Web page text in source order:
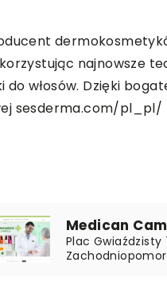
najnowsze
włosów. Dzięki
sesderma.com/pl_pl/
Medican
Plac Gwiaździsty